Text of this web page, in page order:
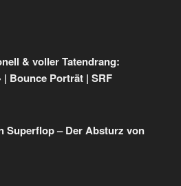
& voller Tatendrang:
| Bounce Porträt | SRF
Superflop – Der Absturz von